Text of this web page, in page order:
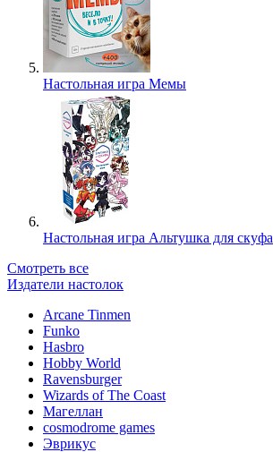
Настольная игра Мемы
Настольная игра Альтушка для скуфа
Смотреть все
Издатели настолок
Arcane Tinmen
Funko
Hasbro
Hobby World
Ravensburger
Wizards of The Coast
Магеллан
сosmodrome games
Эврикус